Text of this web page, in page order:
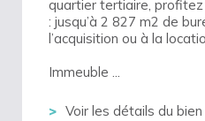
quartier tertiaire, profitez
: jusqu’à 2 827 m2 de
l’acquisition ou à la
Immeuble ...
Voir les détails du bien